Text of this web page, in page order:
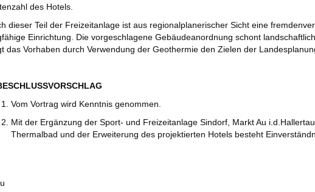
des Hotels.
dieser Teil der Freizeitanlage ist aus regionalplanerischer Sicht eine
Einrichtung. Die vorgeschlagene Gebäudeanordnung schont
das Vorhaben durch Verwendung der Geothermie den Zielen der
Vom Vortrag wird Kenntnis genommen.
Mit der Ergänzung der Sport- und Freizeitanlage Sindorf, Markt Au
Thermalbad und der Erweiterung des projektierten Hotels besteht